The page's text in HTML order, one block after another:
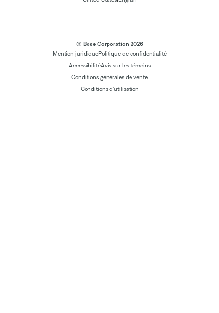
© Bose Corporation 2026
Mention juridiquePolitique de confidentialité
AccessibilitéAvis sur les témoins
Conditions générales de vente
Conditions d'utilisation